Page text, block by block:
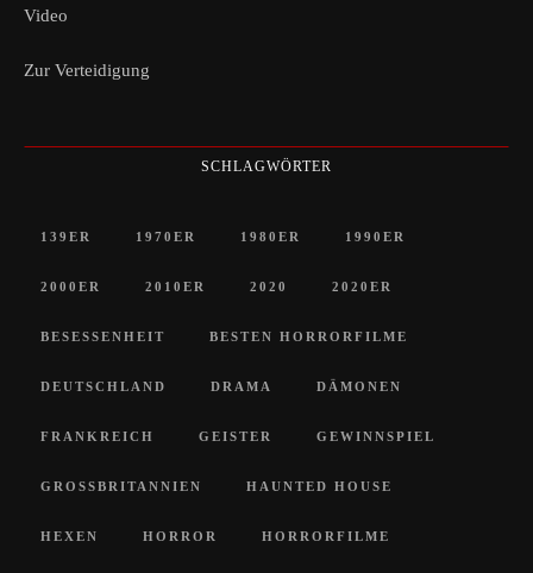
Video
Zur Verteidigung
SCHLAGWÖRTER
139ER 1970ER 1980ER 1990ER
2000ER 2010ER 2020 2020ER
BESESSENHEIT BESTEN HORRORFILME
DEUTSCHLAND DRAMA DÄMONEN
FRANKREICH GEISTER GEWINNSPIEL
GROSSBRITANNIEN HAUNTED HOUSE
HEXEN HORROR HORRORFILME